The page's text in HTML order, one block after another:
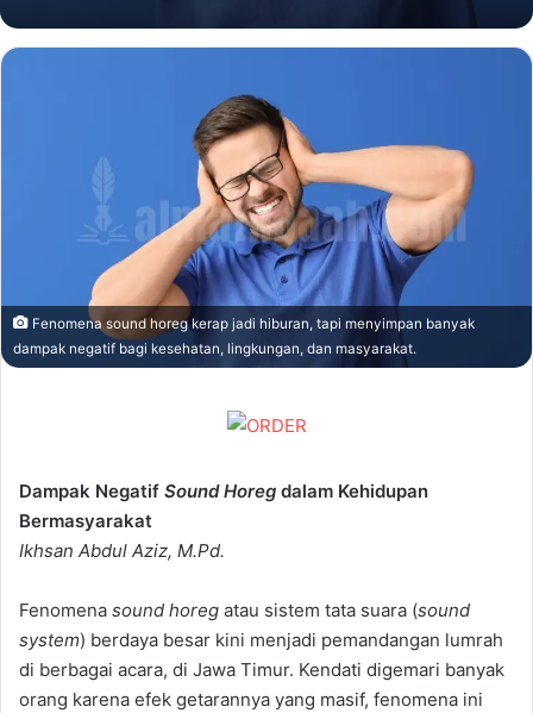
email
Fenomena sound horeg kerap jadi hiburan, tapi menyimpan banyak
dampak negatif bagi kesehatan, lingkungan, dan masyarakat.
Dampak Negatif Sound Horeg dalam Kehidupan
Bermasyarakat
Ikhsan Abdul Aziz, M.Pd.
Fenomena sound horeg atau sistem tata suara (sound
system) berdaya besar kini menjadi pemandangan lumrah
di berbagai acara, di Jawa Timur. Kendati digemari banyak
orang karena efek getarannya yang masif, fenomena ini